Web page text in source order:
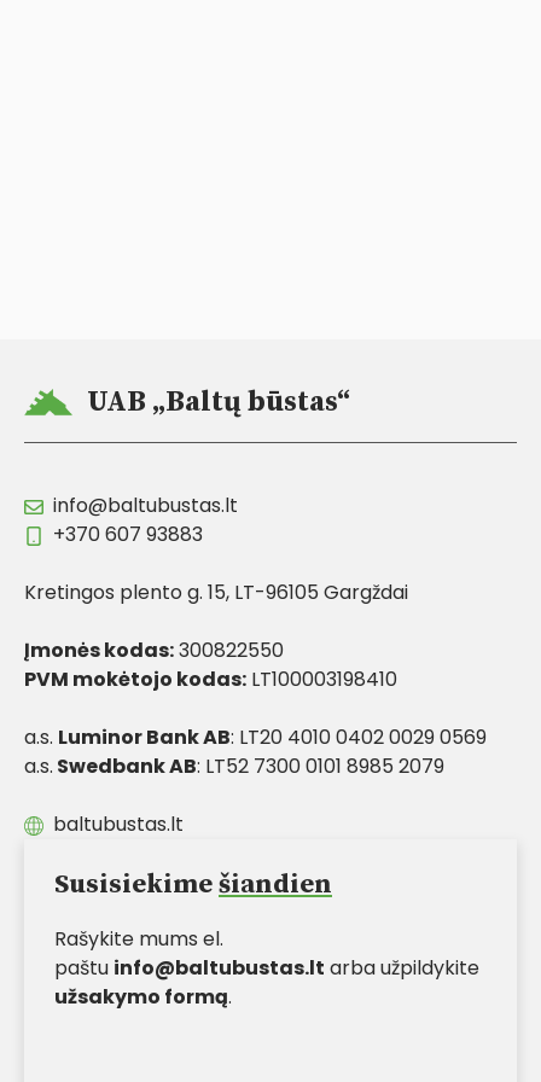
UAB „Baltų būstas“
info@baltubustas.lt
+370 607 93883
Kretingos plento g. 15, LT-96105 Gargždai
Įmonės kodas:300822550
PVM mokėtojo kodas: LT100003198410
a.s. Luminor Bank AB: LT20 4010 0402 0029 0569
a.s. Swedbank AB: LT52 7300 0101 8985 2079
baltubustas.lt
Susisiekimešiandien
Rašykite mums el.
paštu info@baltubustas.lt arba užpildykite
užsakymo formą.